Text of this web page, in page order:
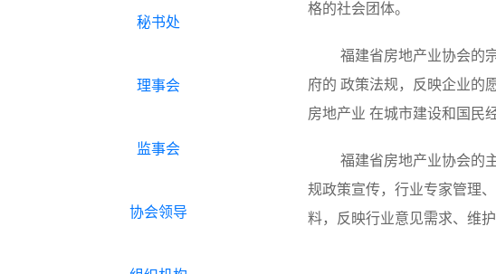
秘书处
理事会
监事会
协会领导
格的社会团体。
福建省房地产业协会的
府的 政策法规，反映企业的
房地产业 在城市建设和国民
福建省房地产业协会的
规政策宣传，行业专家管理
料，反映行业意见需求、维